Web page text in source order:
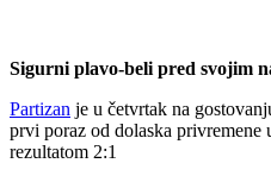
Sigurni plavo-beli pred svojim
Partizan је u četvrtak na
prvi poraz od dolaska privremene
rezultatom 2:1